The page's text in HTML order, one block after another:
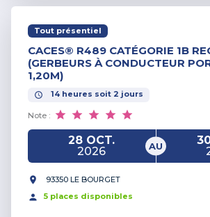
Tout présentiel
CACES® R489 CATÉGORIE 1B
(GERBEURS À CONDUCTEUR
1,20M)
14 heures soit 2 jours
Note :
28 OCT.
2026
AU
93350 LE BOURGET
5 places disponibles